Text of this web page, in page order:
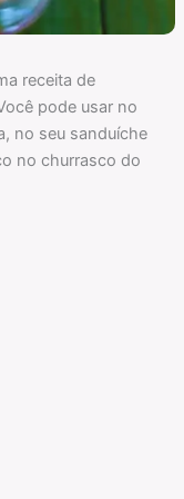
receita de
pode usar no
no seu sanduíche
no churrasco do